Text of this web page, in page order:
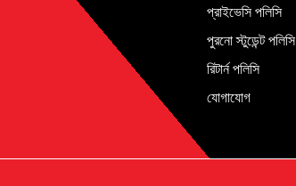
প্রাইভেসি পলিসি
পুরনো স্টুডেন্ট পলিসি
রিটার্ন পলিসি
যোগাযোগ